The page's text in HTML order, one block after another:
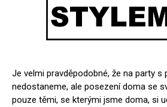
Je velmi pravděpodobné, že na party s
nedostaneme, ale posezení doma se
pouze těmi, se kterými jsme doma, si